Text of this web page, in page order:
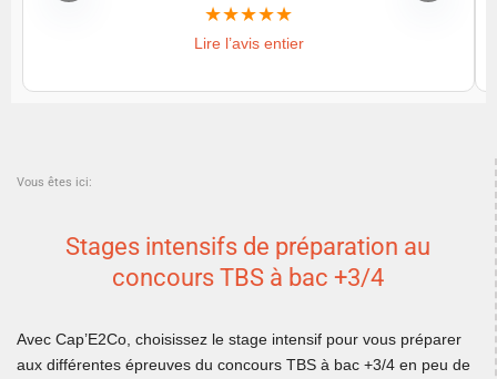
Lire l’avis entier
Vous êtes ici:
Stages intensifs de préparation au
concours TBS à bac +3/4
Avec Cap’E2Co, choisissez le stage intensif pour vous préparer
aux différentes épreuves du concours TBS à bac +3/4 en peu de